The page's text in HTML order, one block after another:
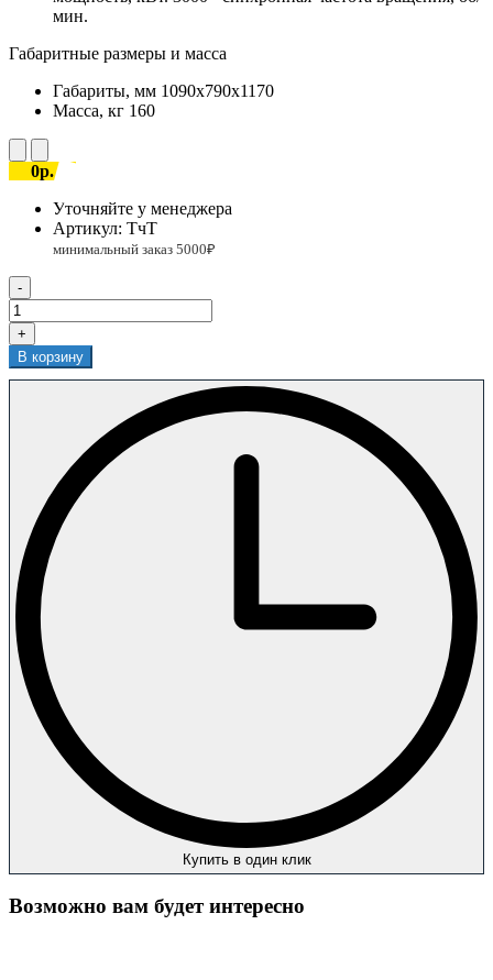
мин.
Габаритные размеры и масса
Габариты, мм 1090х790х1170
Масса, кг 160
0р.
Уточняйте у менеджера
Артикул: ТчТ
-
+
В корзину
Купить в один клик
Возможно вам будет интересно